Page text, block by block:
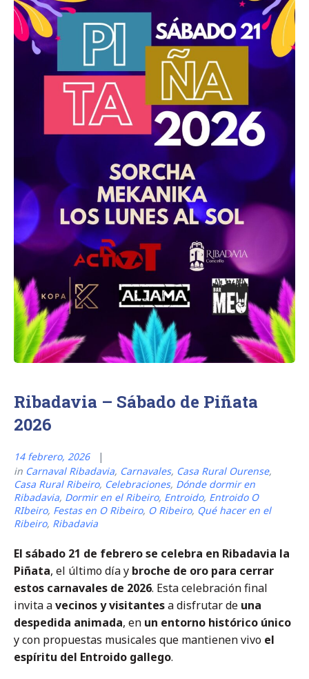
Ribadavia – Sábado de Piñata
2026
14 febrero, 2026
in Carnaval Ribadavia, Carnavales, Casa Rural Ourense,
Casa Rural Ribeiro, Celebraciones, Dónde dormir en
Ribadavia, Dormir en el Ribeiro, Entroido, Entroido O
RIbeiro, Festas en O Ribeiro, O Ribeiro, Qué hacer en el
Ribeiro, Ribadavia
El sábado 21 de febrero se celebra en Ribadavia la
Piñata, el último día y broche de oro para cerrar
estos carnavales de 2026. Esta celebración final
invita avecinos y visitantesa disfrutar de una
despedida animada, en un entorno histórico único
y con propuestas musicales que mantienen vivo el
espíritu del Entroido gallego.